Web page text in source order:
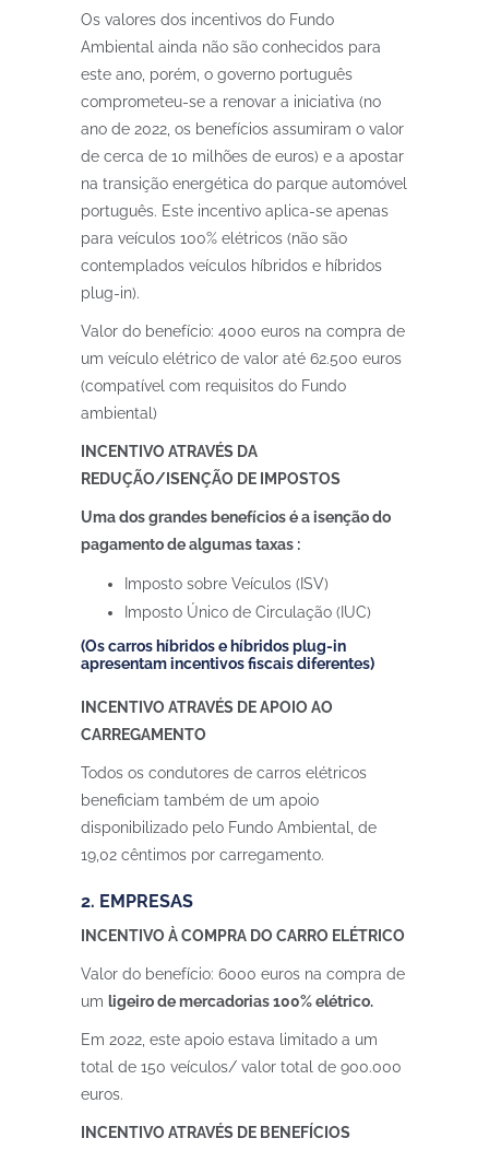
Os valores dos incentivos do Fundo
Ambiental ainda não são conhecidos para
este ano, porém, o governo português
comprometeu-se a renovar a iniciativa (no
ano de 2022, os benefícios assumiram o valor
de cerca de 10 milhões de euros) e a apostar
na transição energética do parque automóvel
português. Este incentivo aplica-se apenas
para veículos 100% elétricos (não são
contemplados veículos híbridos e híbridos
plug-in).
Valor do benefício: 4000 euros na compra de
um veículo elétrico de valor até 62.500 euros
(compatível com requisitos do Fundo
ambiental)
INCENTIVO ATRAVÉS DA
REDUÇÃO/ISENÇÃO DE IMPOSTOS
Uma dos grandes benefícios é a isenção do
pagamento de algumas taxas :
Imposto sobre Veículos (ISV)
Imposto Único de Circulação (IUC)
(Os carros híbridos e híbridos plug-in
apresentam incentivos fiscais diferentes)
INCENTIVO ATRAVÉS DE APOIO AO
CARREGAMENTO
Todos os condutores de carros elétricos
beneficiam também de um apoio
disponibilizado pelo Fundo Ambiental, de
19,02 cêntimos por carregamento.
2. EMPRESAS
INCENTIVO À COMPRA DO CARRO ELÉTRICO
Valor do benefício: 6000 euros na compra de
um ligeiro de mercadorias 100% elétrico.
Em 2022, este apoio estava limitado a um
total de 150 veículos/ valor total de 900.000
euros.
INCENTIVO ATRAVÉS DE BENEFÍCIOS